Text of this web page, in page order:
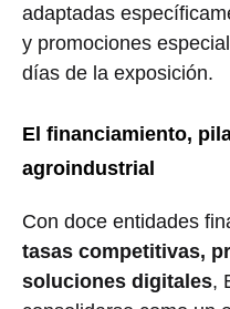
adaptadas
y promociones
días de la exposición.
El financiamiento,
agroindustrial
Con doce entidades
tasas competitivas,
soluciones digitales,